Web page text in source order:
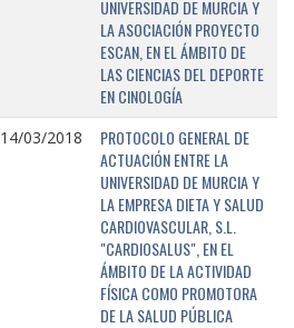
UNIVERSIDAD DE MURCIA Y
LA ASOCIACIÓN PROYECTO
ESCAN, EN EL ÁMBITO DE
LAS CIENCIAS DEL DEPORTE
EN CINOLOGÍA
14/03/2018
PROTOCOLO GENERAL DE
ACTUACIÓN ENTRE LA
UNIVERSIDAD DE MURCIA Y
LA EMPRESA DIETA Y SALUD
CARDIOVASCULAR, S.L.
"CARDIOSALUS", EN EL
ÁMBITO DE LA ACTIVIDAD
FÍSICA COMO PROMOTORA
DE LA SALUD PÚBLICA